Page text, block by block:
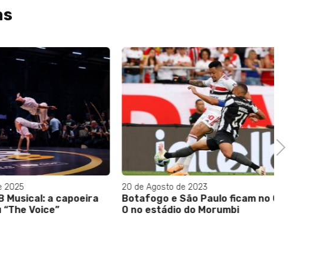
a capoeira
Voice”
20 de Agosto de 2023
Botafogo e São Paulo ficam no 0 a
0 no estádio do Morumbi
Next